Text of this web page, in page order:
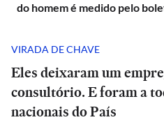
do homem é medido pelo
VIRADA DE CHAVE
Eles deixaram um
consultório. E foram a
nacionais do País